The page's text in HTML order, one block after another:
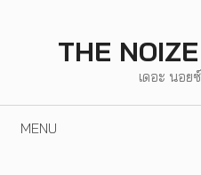
THE
เดอะ นอย
MENU